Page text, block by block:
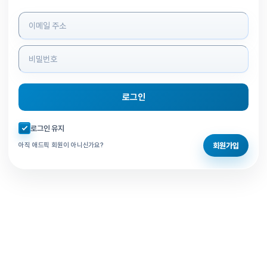
로그인 정보 입력
로그인
자동로그인 체크
로그인 유지
아직 애드픽 회원이 아니신가요? 회원가입